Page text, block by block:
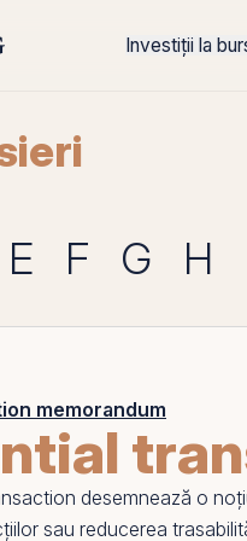
Investiții la
E F G H
memorandum
desemnează o
sau reducerea